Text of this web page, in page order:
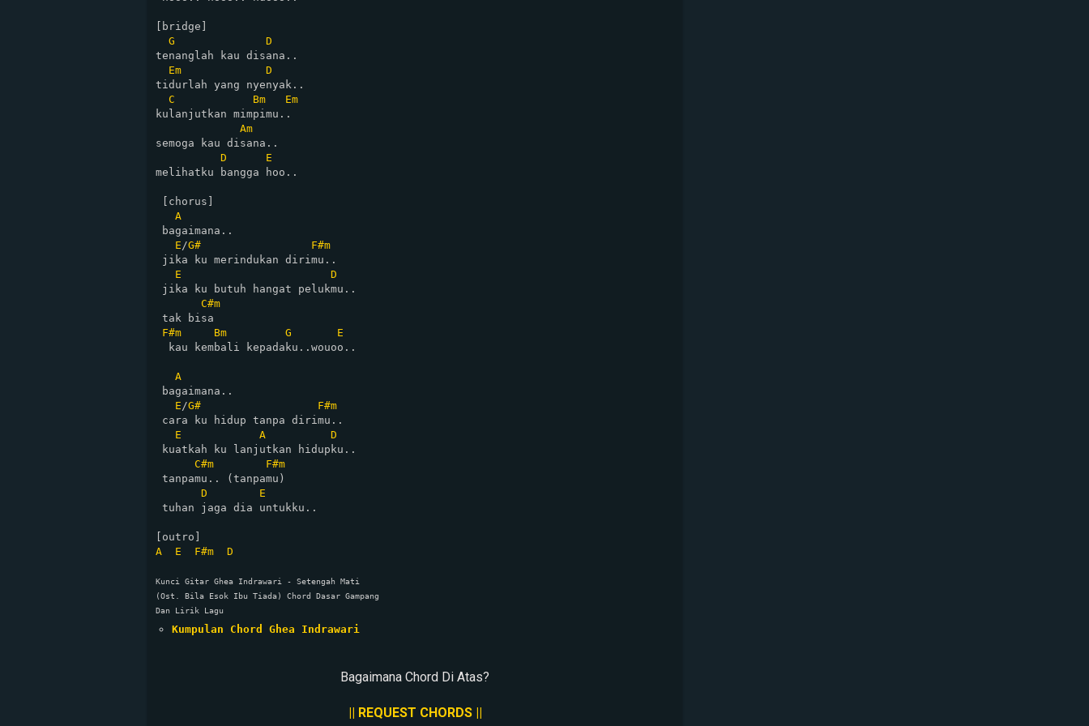
[bridge]
G
D
tenanglah kau disana..
Em
D
tidurlah yang nyenyak..
C
Bm
Em
kulanjutkan mimpimu..
Am
semoga kau disana..
D
E
melihatku bangga hoo..
[chorus]
A
bagaimana..
E /G#
F#m
jika ku merindukan dirimu..
E
D
jika ku butuh hangat pelukmu..
C#m
tak bisa
F#m
Bm G
E
  kau kembali kepadaku..wouoo..
A
bagaimana..
E /G#
F#m
cara ku hidup tanpa dirimu..
E
A
D
kuatkah ku lanjutkan hidupku..
C#m
F#m
tanpamu.. (tanpamu)
D
E
tuhan jaga dia untukku..
A
E F#m D
Kunci Gitar Ghea Indrawari - Setengah Mati
(Ost. Bila Esok Ibu Tiada) Chord Dasar Gampang
Dan Lirik Lagu
Kumpulan Chord Ghea Indrawari
Bagaimana Chord Di Atas?
|| REQUEST CHORDS ||